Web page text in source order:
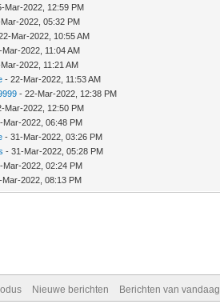
Mar-2022, 12:59 PM
2022, 05:32 PM
Mar-2022, 10:55 AM
Mar-2022, 11:04 AM
2022, 11:21 AM
- 22-Mar-2022, 11:53 AM
- 22-Mar-2022, 12:38 PM
Mar-2022, 12:50 PM
Mar-2022, 06:48 PM
- 31-Mar-2022, 03:26 PM
- 31-Mar-2022, 05:28 PM
Mar-2022, 02:24 PM
Mar-2022, 08:13 PM
Nieuwe berichten Berichten van vandaag